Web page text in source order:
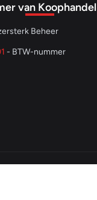
van Koophandel
Beheer
- BTW-nummer